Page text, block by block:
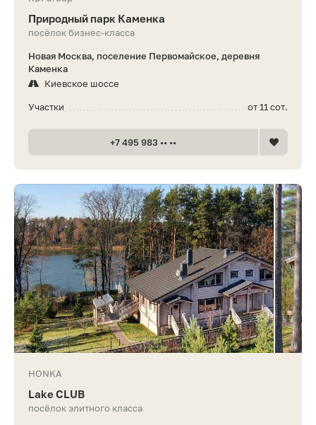
Природный парк Каменка
посёлок бизнес-класса
Новая Москва, поселение Первомайское, деревня
Каменка
Киевское шоссе
от 11 сот.
Участки
+7 495 983 •• ••
HONKA
Lake CLUB
посёлок элитного класса